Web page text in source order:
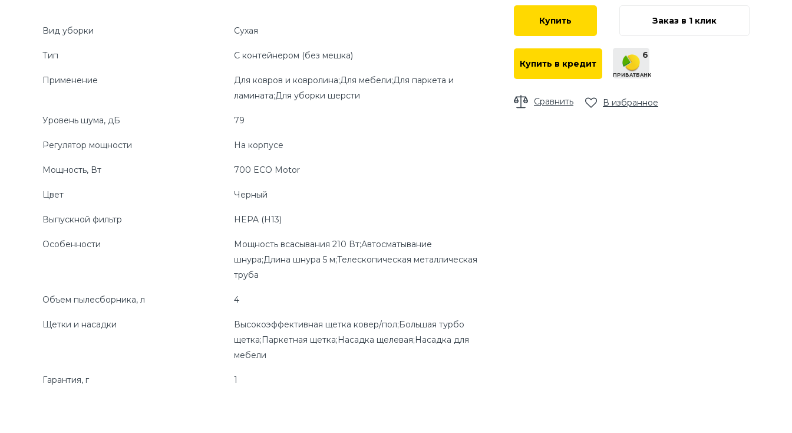
Вид уборки Сухая
Тип С контейнером (без мешка)
Применение
Для ковров и ковролина;Для мебели;Для паркета и
ламината;Для уборки шерсти
Уровень шума, дБ 79
Регулятор мощности На корпусе
Мощность, Вт 700 ECO Motor
Цвет Черный
Выпускной фильтр HEPA (H13)
Особенности
Мощность всасывания 210 Вт;Автосматывание
шнура;Длина шнура 5 м;Телескопическая металлическая
труба
Объем пылесборника, л 4
Щетки и насадки
Высокоэффективная щетка ковер/пол;Большая турбо
щетка;Паркетная щетка;Насадка щелевая;Насадка для
мебели
Гарантия, г 1
Купить Заказ в 1 клик
Купить в кредит
6
ПРИВАТБАНК
Сравнить В избранное